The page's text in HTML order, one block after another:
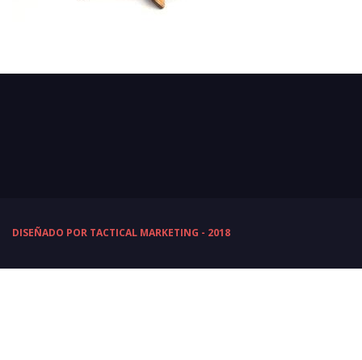
DISEÑADO POR TACTICAL MARKETING - 2018